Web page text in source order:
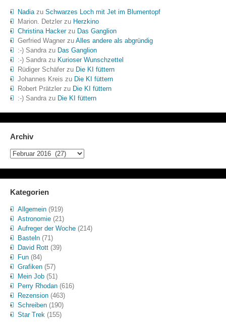
Nadiazu Schwarzes Loch mit Jet im Blumentopf
Marion. Detzlerzu Herzkino
Christina Hackerzu Das Ganglion
Gerfried Wagnerzu Alles andere als abgründig
:-) Sandrazu Das Ganglion
:-) Sandrazu Kurioser Wunschzettel
Rüdiger Schäferzu Die KI füttern
Johannes Kreis zu Die KI füttern
Robert Prätzlerzu Die KI füttern
:-) Sandrazu Die KI füttern
Archiv
Archiv
Kategorien
Allgemein(919)
Astronomie(21)
Aufreger der Woche(214)
Basteln(71)
David Rott(39)
Fun(84)
Grafiken(57)
Mein Job(51)
Perry Rhodan(616)
Rezension(463)
Schreiben(190)
Star Trek (155)